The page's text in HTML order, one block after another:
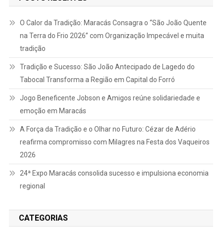
O Calor da Tradição: Maracás Consagra o “São João Quente
na Terra do Frio 2026” com Organização Impecável e muita
tradição
Tradição e Sucesso: São João Antecipado de Lagedo do
Tabocal Transforma a Região em Capital do Forró
Jogo Beneficente Jobson e Amigos reúne solidariedade e
emoção em Maracás
A Força da Tradição e o Olhar no Futuro: Cézar de Adério
reafirma compromisso com Milagres na Festa dos Vaqueiros
2026
24ª Expo Maracás consolida sucesso e impulsiona economia
regional
CATEGORIAS